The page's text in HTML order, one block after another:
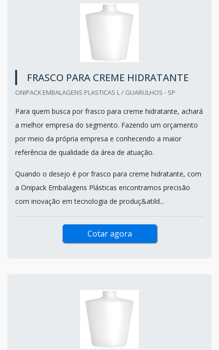
FRASCO PARA CREME HIDRATANTE
ONIPACK EMBALAGENS PLASTICAS L / GUARULHOS - SP
Para quem busca por frasco para creme hidratante, achará
a melhor empresa do segmento. Fazendo um orçamento
por meio da própria empresa e conhecendo a maior
referência de qualidade da área de atuação.
Quando o desejo é por frasco para creme hidratante, com
a Onipack Embalagens Plásticas encontramos precisão
com inovação em tecnologia de produç&atild...
Cotar agora